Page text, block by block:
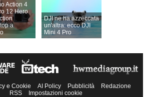
Action 4
12 Hero
a
DJI ne ha azzeccata
un'altra: ecco DJI
Mini 4 Pro
e Cookie AI Policy Pubblicità
Redazione
RSS
Impostazioni cookie